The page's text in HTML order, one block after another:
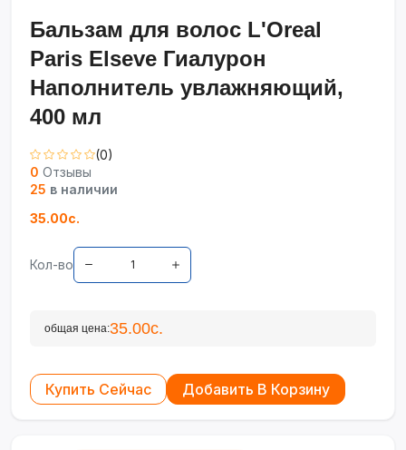
Бальзам для волос L'Oreal
Paris Elseve Гиалурон
Наполнитель увлажняющий,
400 мл
(0)
0 Отзывы
25 в наличии
35.00с.
Кол-во
общая цена:35.00с.
Купить Сейчас Добавить В Корзину